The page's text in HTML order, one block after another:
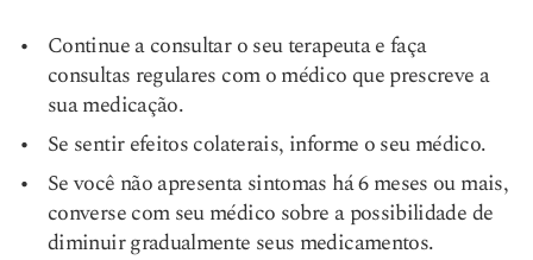
Continue a consultar o seu terapeuta e faça
consultas regulares com o médico que prescreve a
sua medicação.
Se sentir efeitos colaterais, informe o seu médico.
Se você não apresenta sintomas há 6 meses ou mais,
converse com seu médico sobre a possibilidade de
diminuir gradualmente seus medicamentos.